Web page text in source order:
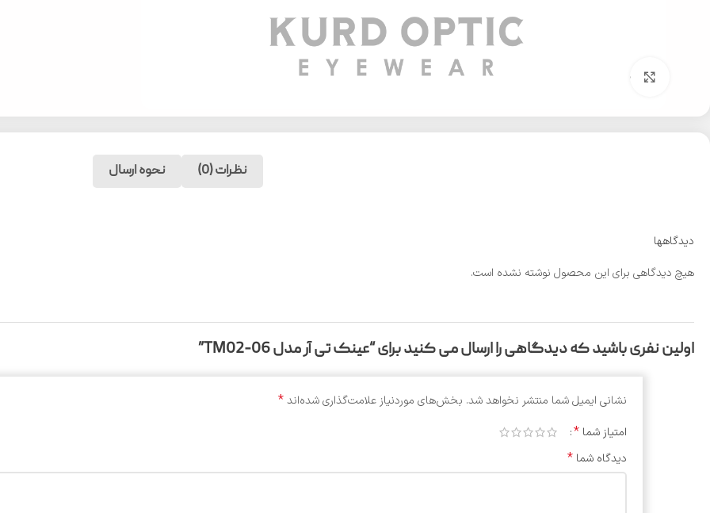
نظرات (0) نحوه ارسال
دیدگاهها
هیچ دیدگاهی برای این محصول نوشته نشده است.
اولین نفری باشید که دیدگاهی را ارسال می کنید برای “عینک تی آر مدل TM02-06”
نشانی ایمیل شما منتشر نخواهد شد. بخش‌های موردنیاز علامت‌گذاری شده‌اند*
امتیاز شما*
دیدگاه شما*